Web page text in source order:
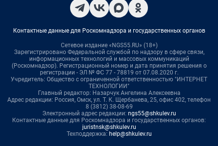
Контактные данные для Роскомнадзора и государственных органов
Сетевое издание «NGS55.RU» (18+)
Зарегистрировано Федеральной службой по надзору в сфере связи,
информационных технологий и массовых коммуникаций
(Роскомнадзор). Регистрационный номер и дата принятия решения о
регистрации - ЭЛ № ФС 77 - 78819 от 07.08.2020 г.
Учредитель: Общество с ограниченной ответственностью "ИНТЕРНЕТ
ТЕХНОЛОГИИ"
Главный редактор: Назарчук Ангелина Алексеевна
Адрес редакции: Россия, Омск, ул. Т. К. Щербанева, 25, офис 402, телефон
8 (3812) 38-08-69
Электронный адрес редакции: ngs55@shkulev.ru
Контактные данные для Роскомнадзора и государственных органов:
juristnsk@shkulev.ru
Техподдержка: help@shkulev.ru